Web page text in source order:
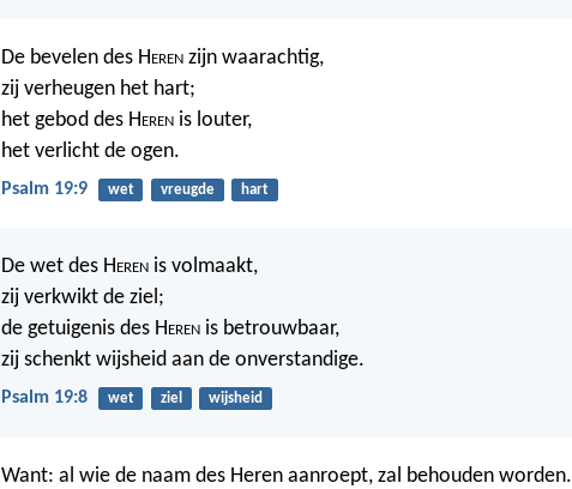
De bevelen des Heren zijn waarachtig,
zij verheugen het hart;
het gebod des Heren is louter,
het verlicht de ogen.
Psalm 19:9 wet vreugde hart
De wet des Heren is volmaakt,
zij verkwikt de ziel;
de getuigenis des Heren is betrouwbaar,
zij schenkt wijsheid aan de onverstandige.
Psalm 19:8 wet ziel wijsheid
Want: al wie de naam des Heren aanroept, zal behouden worden.